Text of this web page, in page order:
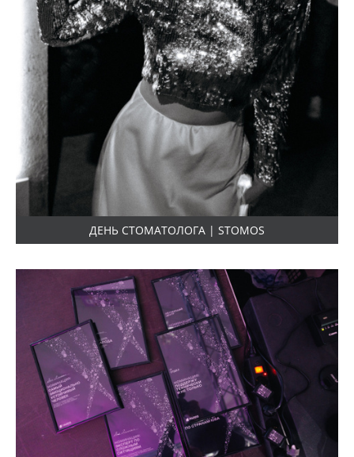
ДЕНЬ СТОМАТОЛОГА | STOMOS